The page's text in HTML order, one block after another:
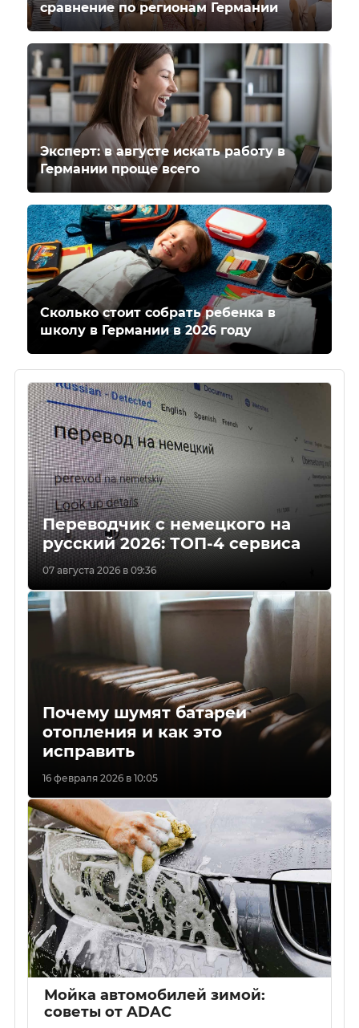
сравнение по регионам Германии
Эксперт: в августе искать работу в
Германии проще всего
Сколько стоит собрать ребенка в
школу в Германии в 2026 году
Переводчик с немецкого на
русский 2026: ТОП-4 сервиса
07 августа 2026 в 09:36
Почему шумят батареи
отопления и как это
исправить
16 февраля 2026 в 10:05
Мойка автомобилей зимой:
советы от ADAC